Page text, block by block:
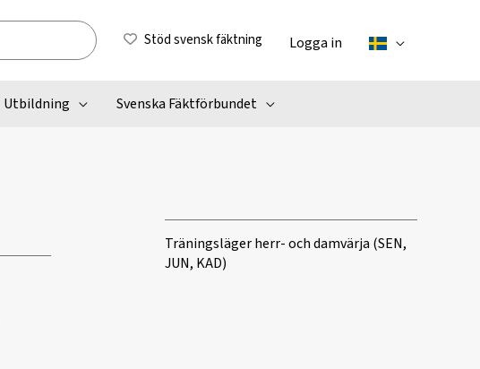
Stöd svensk fäktning Logga in
Utbildning Svenska Fäktförbundet
Träningsläger herr- och damvärja (SEN,
JUN, KAD)